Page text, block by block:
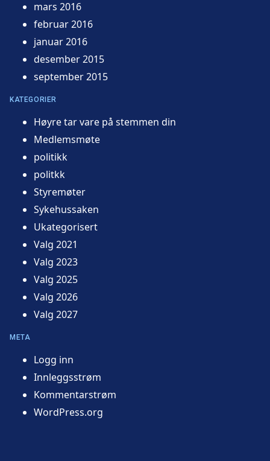
mars 2016
februar 2016
januar 2016
desember 2015
september 2015
KATEGORIER
Høyre tar vare på stemmen din
Medlemsmøte
politikk
politkk
Styremøter
Sykehussaken
Ukategorisert
Valg 2021
Valg 2023
Valg 2025
Valg 2026
Valg 2027
META
Logg inn
Innleggsstrøm
Kommentarstrøm
WordPress.org